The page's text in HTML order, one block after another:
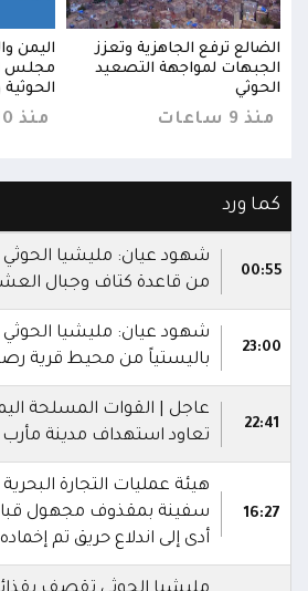
الضالع ترفع الجاهزية وتعزز
الجبهات لمواجهة التصعيد
الحوثي
منذ 9 ساعات
اليمن
مجلس
منذ 10 ساعات
كما ورد
00:55
شهود عيان: مليشيا
من قاعدة كتاف وجبال
23:00
شهود عيان: مليشيا
باليستياً من محيط قرية
22:41
عاجل | القوات المسلحة
تعاود استهداف مدينة مأرب
16:27
هيئة عمليات التجارة
سفينة بمقذوف مجهول
أدى إلى اندلاع حريق تم إخماده